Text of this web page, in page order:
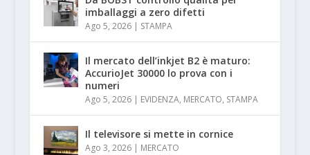
imballaggi a zero difetti
Ago 5, 2026| STAMPA
Il mercato dell’inkjet B2 è maturo:
AccurioJet 30000 lo prova con i
numeri
Ago 5, 2026| EVIDENZA, MERCATO, STAMPA
Il televisore si mette in cornice
Ago 3, 2026| MERCATO